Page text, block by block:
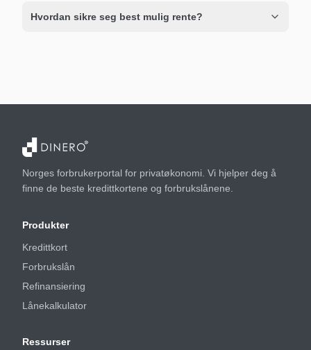
Hvordan sikre seg best mulig rente?
Norges forbrukerportal for privatøkonomi. Vi hjelper deg å
finne de beste kredittkortene og forbrukslånene.
Produkter
Kredittkort
Forbrukslån
Refinansiering
Lånekalkulator
Ressurser